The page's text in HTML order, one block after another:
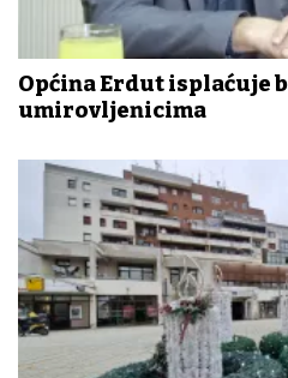
Općina Erdut isplaćuje
umirovljenicima